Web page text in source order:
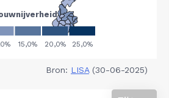
Bron: LISA(30-06-2025)